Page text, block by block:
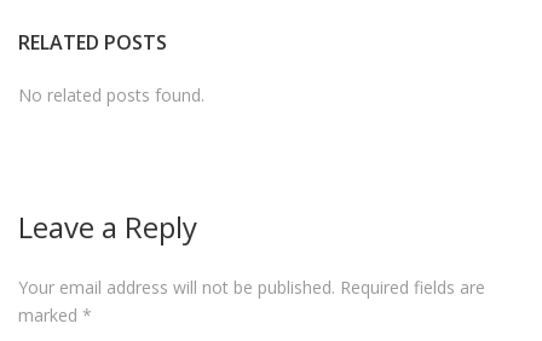
RELATED POSTS
No related posts found.
Leave a Reply
Your email address will not be published. Required fields are
marked *